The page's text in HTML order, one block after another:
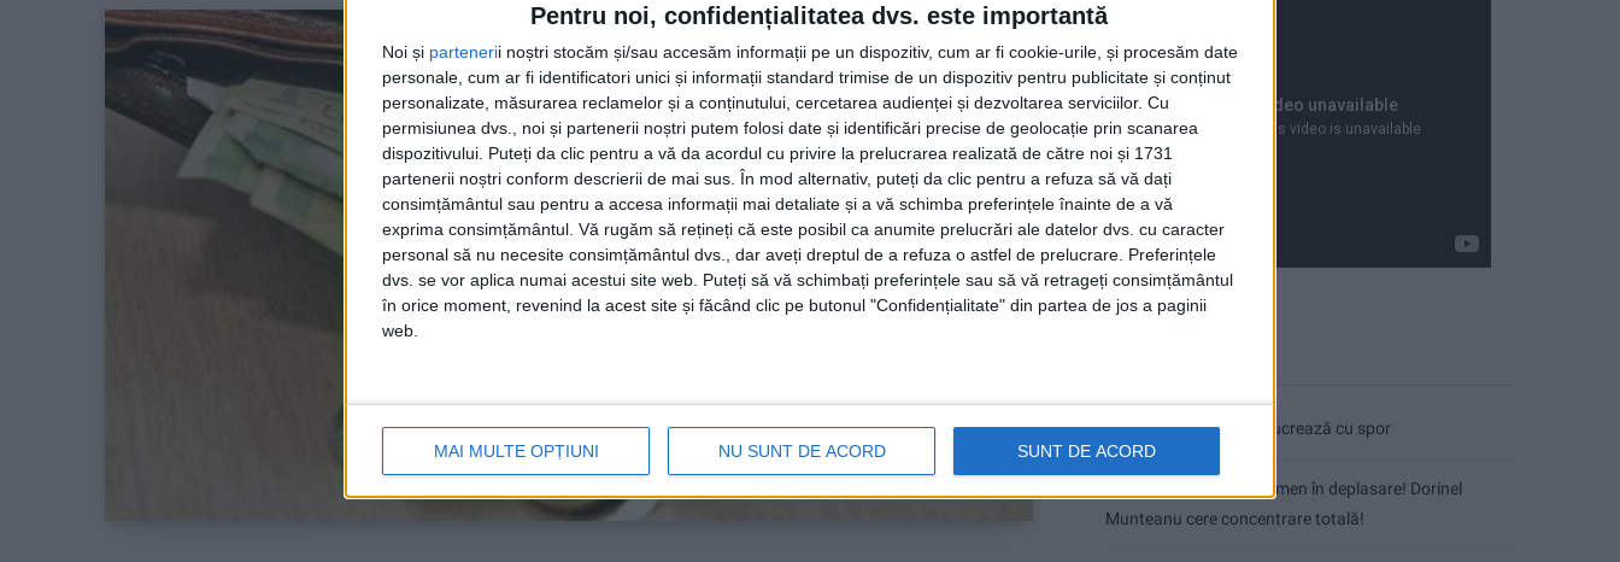
Pentru noi, confidențialitatea dvs. este importantă
Noi și partenerii noștri stocăm și/sau accesăm informații pe un dispozitiv, cum ar fi cookie-urile, și procesăm date
personale, cum ar fi identificatori unici și informații standard trimise de un dispozitiv pentru publicitate și conținut
personalizate, măsurarea reclamelor și a conținutului, cercetarea audienței și dezvoltarea serviciilor. Cu
permisiunea dvs., noi și partenerii noștri putem folosi date și identificări precise de geolocație prin scanarea
dispozitivului. Puteți da clic pentru a vă da acordul cu privire la prelucrarea realizată de către noi și 1731
partenerii noștri conform descrierii de mai sus. În mod alternativ, puteți da clic pentru a refuza să vă dați
consimțământul sau pentru a accesa informații mai detaliate și a vă schimba preferințele înainte de a vă
exprima consimțământul. Vă rugăm să rețineți că este posibil ca anumite prelucrări ale datelor dvs. cu caracter
personal să nu necesite consimțământul dvs., dar aveți dreptul de a refuza o astfel de prelucrare. Preferințele
dvs. se vor aplica numai acestui site web. Puteți să vă schimbați preferințele sau să vă retrageți consimțământul
în orice moment, revenind la acest site și făcând clic pe butonul "Confidențialitate" din partea de jos a paginii
web.
MAI MULTE OPȚIUNI NU SUNT DE ACORD SUNT DE ACORD
Pe toate șantierele se lucrează cu spor
CSM Reșița, primul examen în deplasare! Dorinel
Munteanu cere concentrare totală!